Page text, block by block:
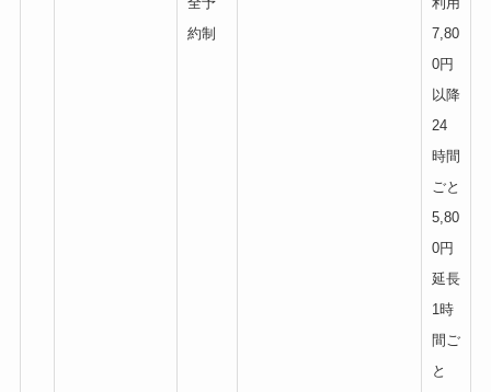
約制
7,80
0円
以降
24
時間
ごと
5,80
0円
延長
1時
間ご
と